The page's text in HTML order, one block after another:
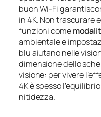
buon Wi-Fi
in 4K. Non trascurare
funzioni come
ambientale e
blu aiutano nelle
dimensione dello
visione: per vivere
4K è spesso
nitidezza.